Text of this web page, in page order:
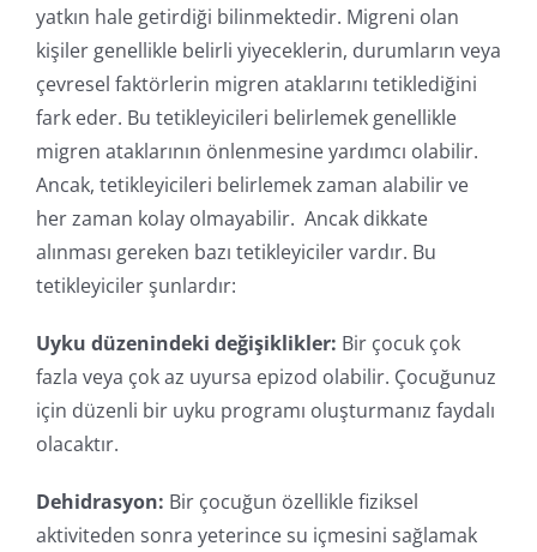
yatkın hale getirdiği bilinmektedir. Migreni olan
kişiler genellikle belirli yiyeceklerin, durumların veya
çevresel faktörlerin migren ataklarını tetiklediğini
fark eder. Bu tetikleyicileri belirlemek genellikle
migren ataklarının önlenmesine yardımcı olabilir.
Ancak, tetikleyicileri belirlemek zaman alabilir ve
her zaman kolay olmayabilir. Ancak dikkate
alınması gereken bazı tetikleyiciler vardır. Bu
tetikleyiciler şunlardır:
Uyku düzenindeki değişiklikler: Bir çocuk çok
fazla veya çok az uyursa epizod olabilir. Çocuğunuz
için düzenli bir uyku programı oluşturmanız faydalı
olacaktır.
Dehidrasyon: Bir çocuğun özellikle fiziksel
aktiviteden sonra yeterince su içmesini sağlamak